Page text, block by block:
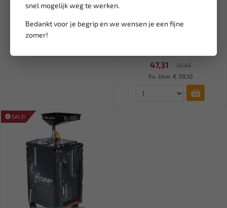
snel mogelijk weg te werken.
Bedankt voor je begrip en we wensen je een fijne
zomer!
47,31
55,66
Ex. btw: € 39,10
SALE!